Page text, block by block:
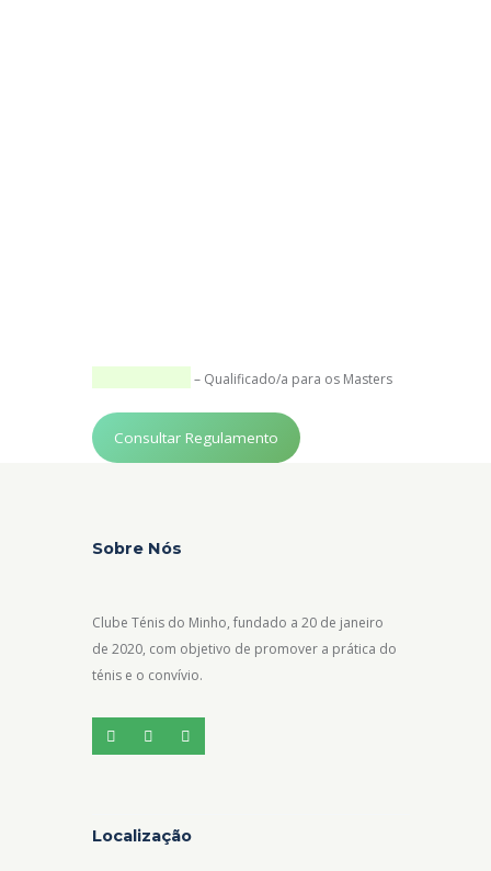
– Qualificado/a para os Masters
Consultar Regulamento
Sobre Nós
Clube Ténis do Minho, fundado a 20 de janeiro
de 2020, com objetivo de promover a prática do
ténis e o convívio.
Localização